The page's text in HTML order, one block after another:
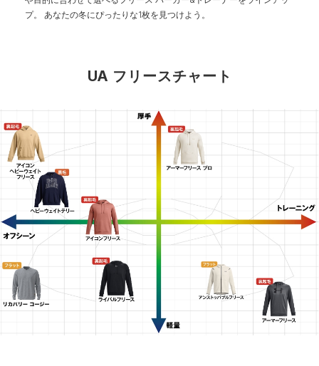
プ。
あなたの冬にぴったりな1枚を見つけよう。
UA フリースチャート